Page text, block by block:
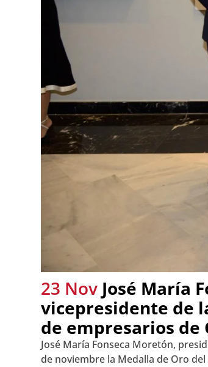
23 Nov José María
vicepresidente de
de empresarios de
José María Fonseca Moretón,
de noviembre la Medalla de Oro